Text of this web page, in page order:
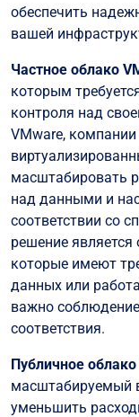
обеспечить
вашей
Частное облако
которым
контроля над
VMware,
масштабировать
над данными и
соответствии со
решение
которые имеют
данных или
важно
соответствия.
Публичное
масштабируемый
уменьшить